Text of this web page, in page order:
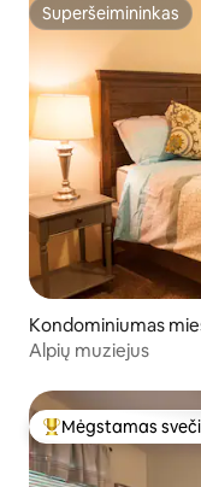
Superšeimininkas
Superšeimininkas
Kondominiumas
Alpių muziejus
Svečių
Mėgstamas